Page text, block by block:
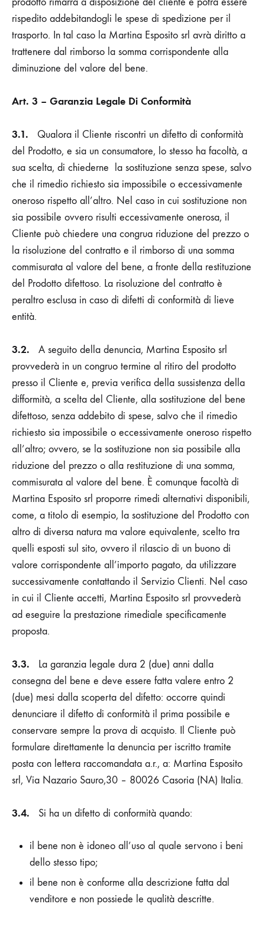
rispedito addebitandogli le spese di spedizione per il
trasporto. In tal caso la Martina Esposito srl avrà diritto a
trattenere dal rimborso la somma corrispondente alla
diminuzione del valore del bene.
Art. 3 – Garanzia Legale Di Conformità
3.1. Qualora il Cliente riscontri un difetto di conformità
del Prodotto, e sia un consumatore, lo stesso ha facoltà, a
sua scelta, di chiederne la sostituzione senza spese, salvo
che il rimedio richiesto sia impossibile o eccessivamente
oneroso rispetto all’altro. Nel caso in cui sostituzione non
sia possibile ovvero risulti eccessivamente onerosa, il
Cliente può chiedere una congrua riduzione del prezzo o
la risoluzione del contratto e il rimborso di una somma
commisurata al valore del bene, a fronte della restituzione
del Prodotto difettoso. La risoluzione del contratto è
peraltro esclusa in caso di difetti di conformità di lieve
entità.
3.2. A seguito della denuncia, Martina Esposito srl
provvederà in un congruo termine al ritiro del prodotto
presso il Cliente e, previa verifica della sussistenza della
difformità, a scelta del Cliente, alla sostituzione del bene
difettoso, senza addebito di spese, salvo che il rimedio
richiesto sia impossibile o eccessivamente oneroso rispetto
all’altro; ovvero, se la sostituzione non sia possibile alla
riduzione del prezzo o alla restituzione di una somma,
commisurata al valore del bene. È comunque facoltà di
Martina Esposito srl proporre rimedi alternativi disponibili,
come, a titolo di esempio, la sostituzione del Prodotto con
altro di diversa natura ma valore equivalente, scelto tra
quelli esposti sul sito, ovvero il rilascio di un buono di
valore corrispondente all’importo pagato, da utilizzare
successivamente contattando il Servizio Clienti. Nel caso
in cui il Cliente accetti, Martina Esposito srl provvederà
ad eseguire la prestazione rimediale specificamente
proposta.
3.3.
La garanzia legale dura 2 (due) anni dalla
consegna del bene e deve essere fatta valere entro 2
(due) mesi dalla scoperta del difetto: occorre quindi
denunciare il difetto di conformità il prima possibile e
conservare sempre la prova di acquisto. Il Cliente può
formulare direttamente la denuncia per iscritto tramite
posta con lettera raccomandata a.r., a: Martina Esposito
srl, Via Nazario Sauro,30 – 80026 Casoria (NA) Italia.
3.4. Si ha un difetto di conformità quando:
il bene non è idoneo all’uso al quale servono i beni
dello stesso tipo;
il bene non è conforme alla descrizione fatta dal
venditore e non possiede le qualità descritte.